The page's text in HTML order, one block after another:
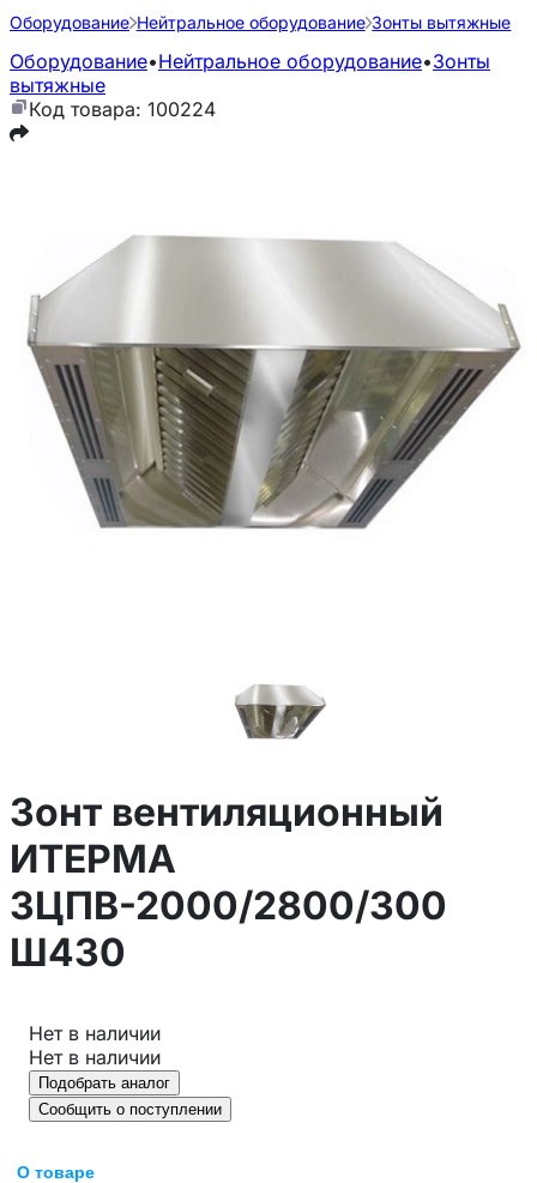
Оборудование Нейтральное оборудование Зонты вытяжные
Оборудование•Нейтральное оборудование•Зонты
вытяжные
Код товара: 100224
Зонт вентиляционный
ИТЕРМА
ЗЦПВ-2000/2800/300
Ш430
Нет в наличии
Нет в наличии
Подобрать аналог
Сообщить о поступлении
О товаре